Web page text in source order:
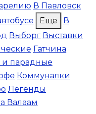
В Павловск
Еще
В
Выборг Выставки
Гатчина
парадные
Коммуналки
Легенды
Валаам